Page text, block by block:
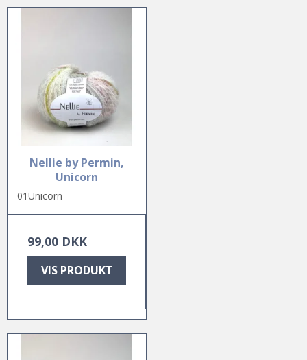
Nellie by Permin,
Unicorn
01Unicorn
99,00 DKK
VIS PRODUKT